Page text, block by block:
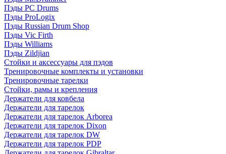
Пэды PC Drums
Пэды ProLogix
Пэды Russian Drum Shop
Пэды Vic Firth
Пэды Williams
Пэды Zildjian
Стойки и аксессуары для пэдов
Тренировочные комплекты и установки
Тренировочные тарелки
Стойки, рамы и крепления
Держатели для ковбела
Держатели для тарелок
Держатели для тарелок Arborea
Держатели для тарелок Dixon
Держатели для тарелок DW
Держатели для тарелок PDP